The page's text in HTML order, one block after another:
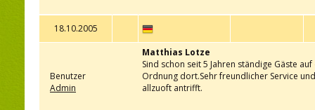
18.10.2005
Benutzer
Admin
Matthias Lotze
Sind schon seit 5 Jahren ständige Gäste
Ordnung dort.Sehr freundlicher Service
allzuoft antrifft.